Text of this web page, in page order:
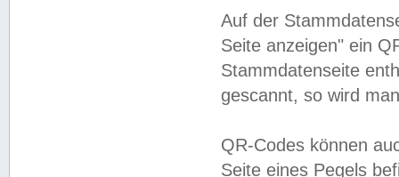
Auf der
Seite anzeigen" ein
Stammdatenseite
gescannt, so wird
QR-Codes können
Seite eines Pegels